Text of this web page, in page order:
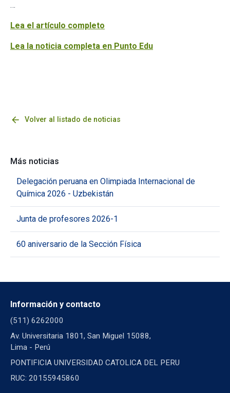
…
Lea el artículo completo
Lea la noticia completa en Punto Edu
arrow_back Volver al listado de noticias
Más noticias
Delegación peruana en Olimpiada Internacional de
Química 2026 - Uzbekistán
Junta de profesores 2026-1
60 aniversario de la Sección Física
Información y contacto
(511) 6262000
Av. Universitaria 1801, San Miguel 15088,
Lima - Perú
PONTIFICIA UNIVERSIDAD CATOLICA DEL PERU
RUC: 20155945860